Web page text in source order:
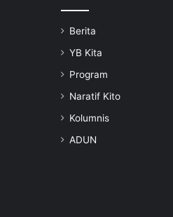
Berita
YB Kita
Program
Naratif Kito
Kolumnis
ADUN